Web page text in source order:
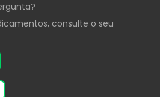
consulte o seu